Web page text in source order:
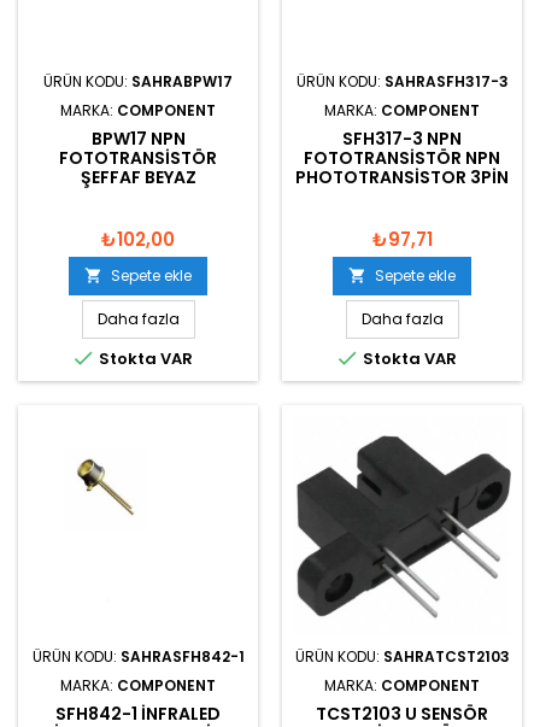
ÜRÜN KODU: SAHRABPW17
MARKA: COMPONENT
BPW17 NPN
FOTOTRANSISTÖR
ŞEFFAF BEYAZ
₺102,00
 Sepete ekle
Daha fazla
 Stokta VAR
ÜRÜN KODU: SAHRASFH317-3
MARKA: COMPONENT
SFH317-3 NPN
FOTOTRANSISTÖR NPN
PHOTOTRANSISTOR 3PIN
₺97,71
 Sepete ekle
Daha fazla
 Stokta VAR
ÜRÜN KODU: SAHRASFH842-1
MARKA: COMPONENT
SFH842-1 INFRALED
ÜRÜN KODU: SAHRATCST2103
MARKA: COMPONENT
TCST2103 U SENSÖR